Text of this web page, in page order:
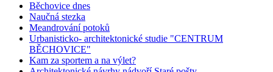
Běchovice dnes
Naučná stezka
Meandrování potoků
Urbanisticko- architektonické studie "CENTRUM
BĚCHOVICE"
Kam za sportem a na výlet?